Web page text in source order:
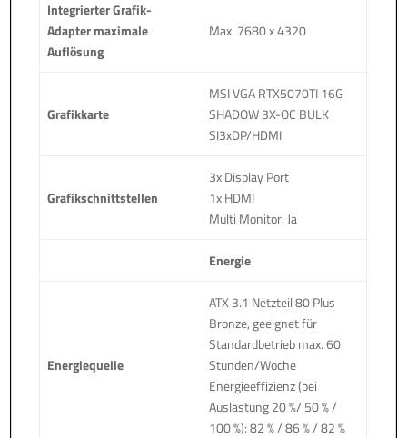
Integrierter Grafik-
Adapter maximale
Auflösung
Max. 7680 x 4320
Grafikkarte
MSI VGA RTX5070TI 16G
SHADOW 3X-OC BULK
SI3xDP/HDMI
Grafikschnittstellen
3x Display Port
1x HDMI
Multi Monitor: Ja
Energie
Energiequelle
ATX 3.1 Netzteil 80 Plus
Bronze, geeignet für
Standardbetrieb max. 60
Stunden/Woche
Energieeffizienz (bei
Auslastung 20 %/ 50 % /
100 %): 82 % / 86 % / 82 %